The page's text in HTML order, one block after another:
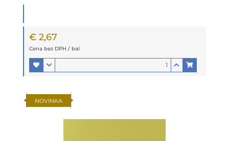
€ 2,67
Cena bez DPH / bal
NOVINKA